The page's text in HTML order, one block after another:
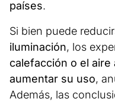
países.
Si bien puede
iluminación, los
calefacción o el aire
aumentar su uso,
Además, las